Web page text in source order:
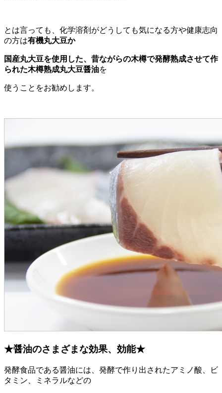
とは言っても、化学溶剤がどうしても気になる方や健康志向
の方は有機丸大豆か
国産丸大豆を使用した、昔ながらの木樽で発酵熟成させて作
られた木樽熟成丸大豆醤油を
使うことをお勧めします。
★醤油のさまざまな効果、効能★
発酵食品である醤油には、発酵で作り出されたアミノ酸、ビ
タミン、ミネラルなどの